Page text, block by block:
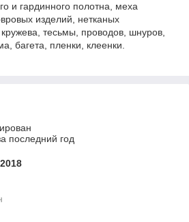
и гардинного полотна, меха
изделий, нетканых
тесьмы, проводов, шнуров,
багета, пленки, клеенки.
последний год